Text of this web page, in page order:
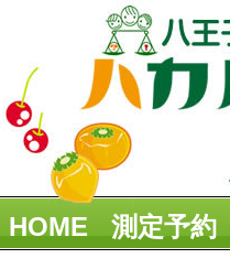
HOME 測定予約